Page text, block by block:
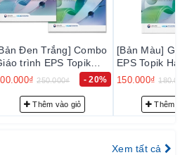
[Bản Màu] Giáo trình
EPS Topik Hàn - Anh
Bản Mới 2024 Tập 2 -
EPS-Topik NEW 한국어
표준교재 2 (일상생활 한
국어)
150.000₫ 180.000₫ - 17%
Thêm vào giỏ
[Bản Màu]
EPS Topik
Bản Mới
표준교재 1
국어)
150.000₫
Xem tất cả